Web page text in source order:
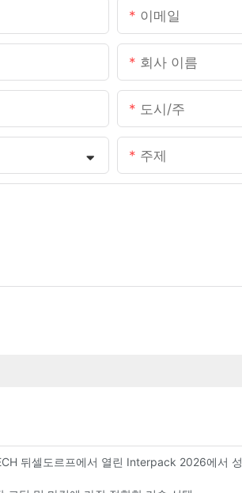
이메일
회사 이름
도시/주
주제
뒤셀도르프에서 열린 Interpack 2026에서